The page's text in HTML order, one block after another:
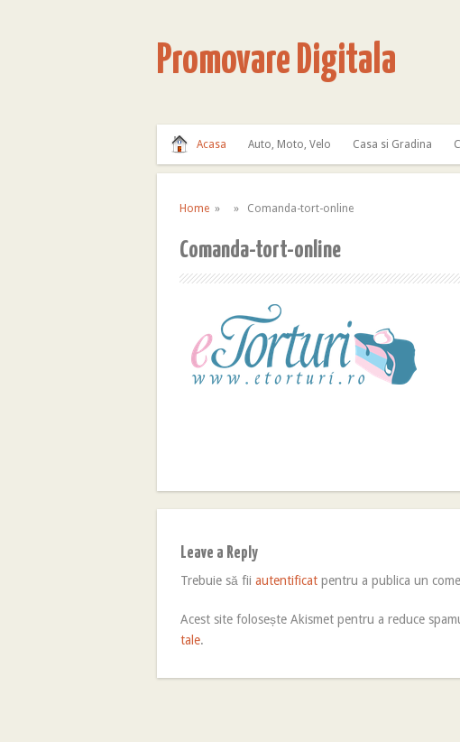
Promovare Digitala
Acasa Auto, Moto, Velo Casa si Gradina
Home » » Comanda-tort-online
Comanda-tort-online
Leave a Reply
Trebuie să fiiautentificat pentru a publica un
Acest site folosește Akismet pentru a reduce
tale.